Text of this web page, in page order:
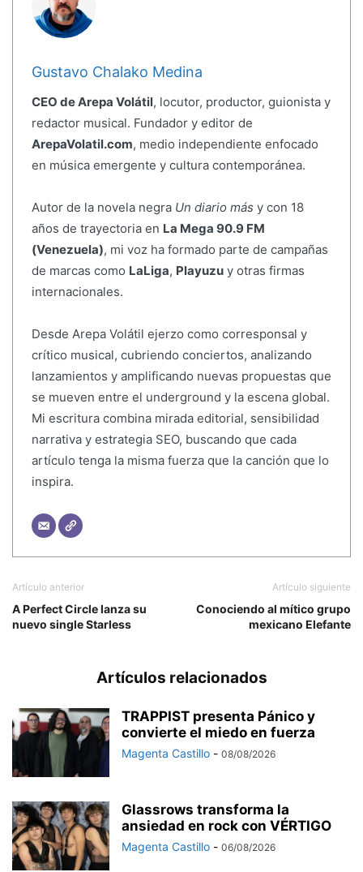
Gustavo Chalako Medina
CEO de Arepa Volátil, locutor, productor, guionista y
redactor musical. Fundador y editor de
ArepaVolatil.com, medio independiente enfocado
en música emergente y cultura contemporánea.
Autor de la novela negra Un diario más y con 18
años de trayectoria en La Mega 90.9 FM
(Venezuela), mi voz ha formado parte de campañas
de marcas como LaLiga, Playuzuy otras firmas
internacionales.
Desde Arepa Volátil ejerzo como corresponsal y
crítico musical, cubriendo conciertos, analizando
lanzamientos y amplificando nuevas propuestas que
se mueven entre el underground y la escena global.
Mi escritura combina mirada editorial, sensibilidad
narrativa y estrategia SEO, buscando que cada
artículo tenga la misma fuerza que la canción que lo
inspira.
Artículo anterior
A Perfect Circle lanza su
nuevo single Starless
Artículo siguiente
Conociendo al mítico grupo
mexicano Elefante
Artículos relacionados
TRAPPIST presenta Pánico y
convierte el miedo en fuerza
Magenta Castillo - 08/08/2026
Glassrows transforma la
ansiedad en rock con VÉRTIGO
Magenta Castillo - 06/08/2026